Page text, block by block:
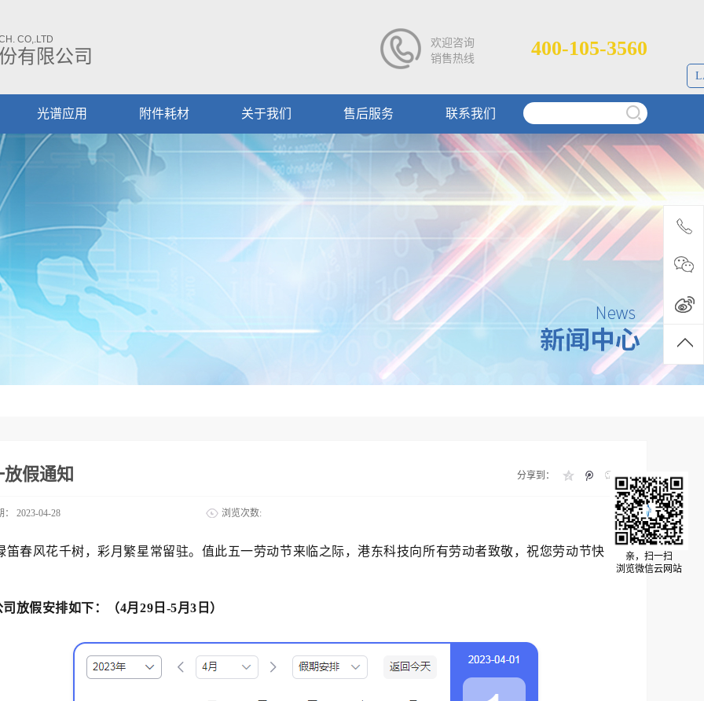
CO,.LTD
有限公司
欢迎咨询
销售热线
400-105-3560
光谱应用 附件耗材 关于我们 售后服务 联系我们
假通知
2023-04-28 浏览次数:
分享到：
笛春风花千树，彩月繁星常留驻。值此五一劳动节来临之际，港东科技向所有劳动者致敬，祝您劳动节快
司放假安排如下：（4月29日-5月3日）
亲，扫一扫
浏览微信云网站